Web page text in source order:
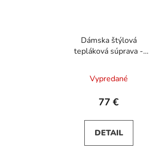
Dámska štýlová
tepláková súprava -
Vypredané
77 €
DETAIL